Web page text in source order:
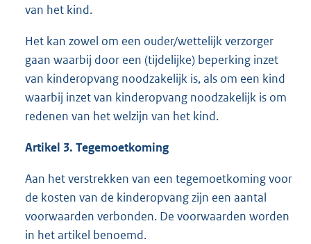
van het kind.
Het kan zowel om een ouder/wettelijk verzorger
gaan waarbij door een (tijdelijke) beperking inzet
van kinderopvang noodzakelijk is, als om een kind
waarbij inzet van kinderopvang noodzakelijk is om
redenen van het welzijn van het kind.
Artikel 3. Tegemoetkoming
Aan het verstrekken van een tegemoetkoming voor
de kosten van de kinderopvang zijn een aantal
voorwaarden verbonden. De voorwaarden worden
in het artikel benoemd.